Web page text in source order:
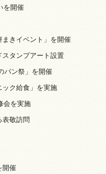
を開催
きイベント」を開催
タンプアート設置
パン祭」を開催
ック給食」を実施
会を実施
敬訪問
開催